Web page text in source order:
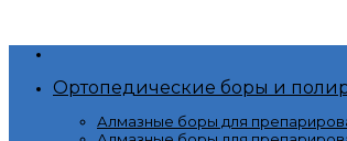
Ортопедические боры и
Алмазные боры для